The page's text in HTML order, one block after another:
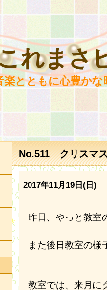
れまさ
楽とともに心豊か
No.511 クリスマ
2017年11月19日(日)
昨日、やっと教室
また後日教室の様
教室では、来月に